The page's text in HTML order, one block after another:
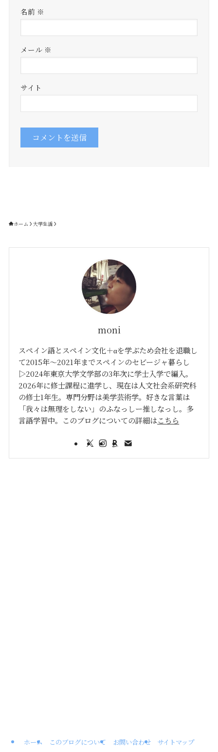
名前 ※
メール ※
サイト
ホーム 大学生活
moni
スペイン語とスペイン文化＋αを学ぶため会社を退職し
て2015年〜2021年までスペインのセビージャ暮らし
▷2024年東京大学文学部の3年次に学士入学で編入。
2026年に修士課程に進学し、現在は人文社会系研究科
の修士1年生。専門分野は美学芸術学。好きな言葉は
「我々は無理をしない」のふなっしー推しなっし。多
言語学習中。このブログについての詳細はこちら
ホーム このブログについて お問い合わせ
サイトマップ